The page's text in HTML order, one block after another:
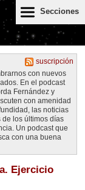
Secciones
suscripción
con nuevos
En el podcast
Fernández y
con amenidad
las noticias
de los últimos días
Un podcast que
con una buena
Ejercicio